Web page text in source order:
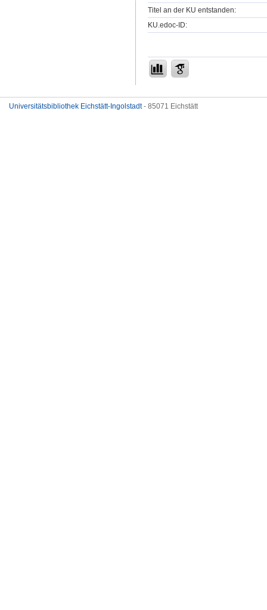
Titel an der KU entstanden:
KU.edoc-ID:
Universitätsbibliothek Eichstätt-Ingolstadt- 85071 Eichstätt